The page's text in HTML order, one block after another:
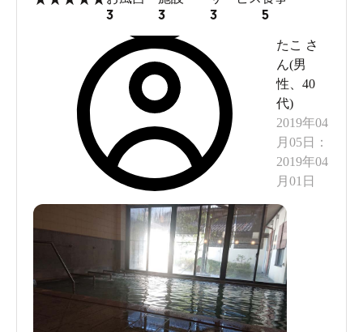
3 3 3 5
たこ さ
ん(男
性
40
代)
2019年04
月05日
：
2019年04
月01日